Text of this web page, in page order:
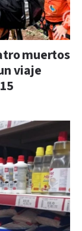
muertos
viaje